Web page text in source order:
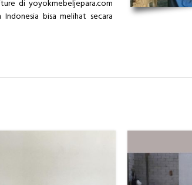
di yoyokmebeljepara.com
bisa melihat secara